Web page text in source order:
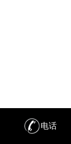
电话